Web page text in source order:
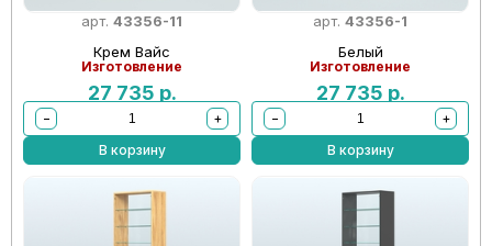
арт. 43356-11
Крем Вайс
Изготовление
27 735 р.
−
+
В корзину
арт. 43356-1
Белый
Изготовление
27 735 р.
−
+
В корзину